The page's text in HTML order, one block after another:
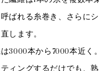
ばれる糸巻き、さらに
します。
3000本から7000本近く。